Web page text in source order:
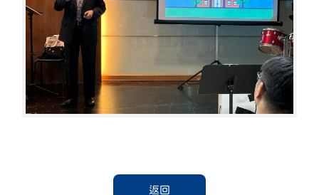
返回